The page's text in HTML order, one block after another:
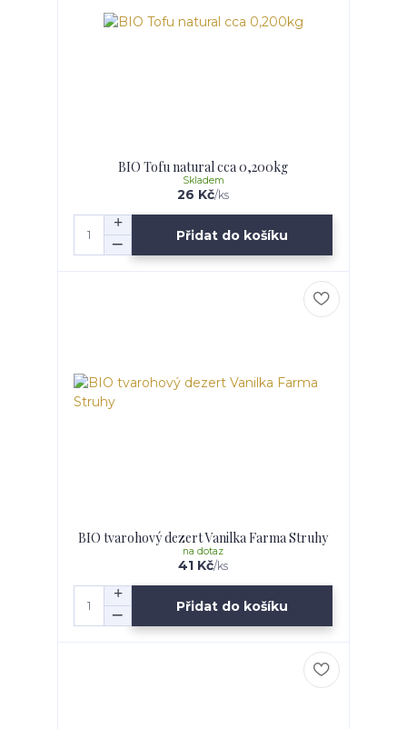
BIO Tofu natural cca 0,200kg
26 Kč/ks
Skladem
Přidat do košíku
BIO tvarohový dezert Vanilka Farma Struhy
41 Kč/ks
na dotaz
Přidat do košíku